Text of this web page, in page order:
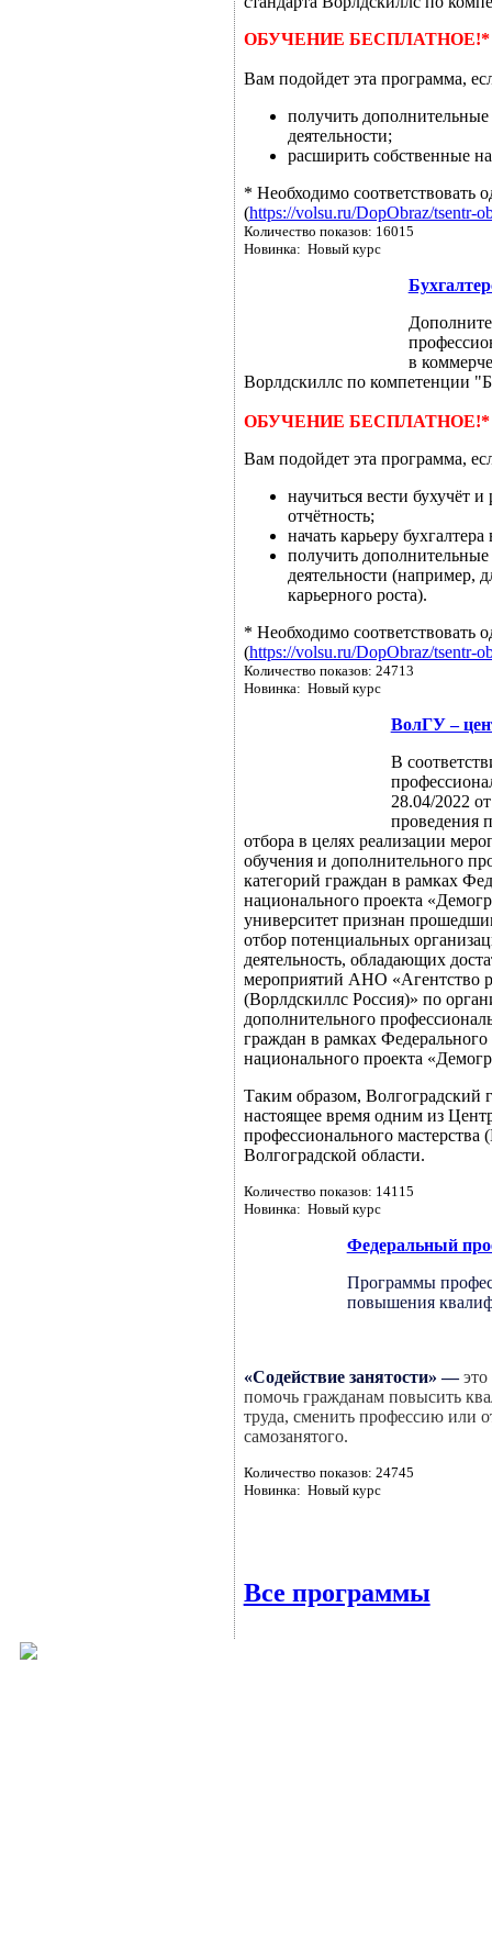
ОБУЧЕНИЕ БЕСПЛАТНОЕ!*
Вам подойдет эта программа,
получить
деятельности;
расширить собственные
* Необходимо соответствовать
(https://volsu.ru/DopObraz/tsentr-
Количество показов: 16015
Новинка: Новый курс
в
Ворлдскиллс по компетенции
ОБУЧЕНИЕ БЕСПЛАТНОЕ!*
Вам подойдет эта программа,
научиться вести бухучёт
отчётность;
начать карьеру
получить
деятельности (например,
карьерного роста).
* Необходимо соответствовать
(https://volsu.ru/DopObraz/tsentr-
Количество показов: 24713
Новинка: Новый курс
ВолГУ –
В
28.04/2022
проведения
отбора в целях реализации
обучения и дополнительного
категорий граждан в рамках
национального проекта
университет признан
отбор потенциальных
деятельность, обладающих
мероприятий АНО «Агентство
(Ворлдскиллс Россия)» по
дополнительного
граждан в рамках Федерального
национального проекта
Таким образом, Волгоградский
настоящее время одним из
профессионального
Волгоградской области.
Количество показов: 14115
Новинка: Новый курс
Федеральный
Программы
повышения
«Содействие занятости» —
помочь гражданам повысить
труда, сменить профессию или
самозанятого.
Количество показов: 24745
Новинка: Новый курс
Все программы